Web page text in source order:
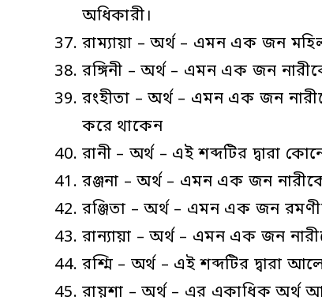
অধিকারী।
রাম্যায়া – অর্থ – এমন এক জন
রঙ্গিনী – অর্থ – এমন এক জন
রংহীতা – অর্থ – এমন এক জন
করে থাকেন
রানী – অর্থ – এই শব্দটির দ্বারা
রঞ্জনা – অর্থ – এমন এক জন
রঞ্জিতা – অর্থ – এমন এক জন
রান্যায়া – অর্থ – এমন এক জন
রশ্মি – অর্থ – এই শব্দটির দ্বারা
রায়শা – অর্থ – এর একাধিক অর্থ